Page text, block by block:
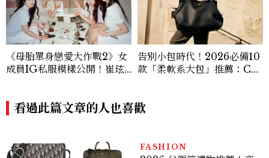
《母胎單身戀愛大作戰2》女
成員IG私服模樣公開！崔玹
告別小包時代！2026必備10
款「柔軟系大包」推薦：Ch
看過此篇文章的人也喜歡
FASHION